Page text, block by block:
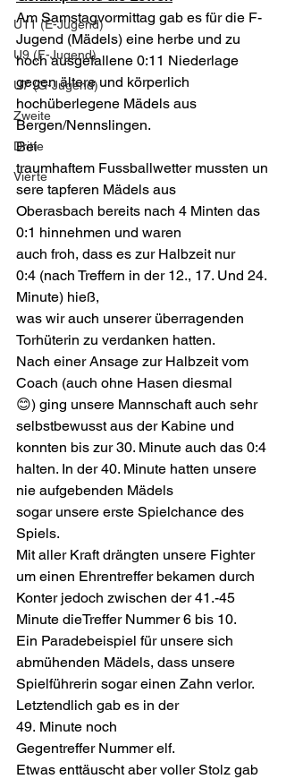
U11 (E-Jugend)
U9 (F-Jugend)
U7 (G-Jugend)
Zweite
Dritte
Vierte
Am Samstagvormittag gab es für die F-
Jugend (Mädels) eine herbe und zu
hoch ausgefallene 0:11 Niederlage
gegen ältere und körperlich
hochüberlegene Mädels aus
Bergen/Nennslingen.
Bei
traumhaftem Fussballwetter mussten un
sere tapferen Mädels aus
Oberasbach bereits nach 4 Minten das
0:1 hinnehmen und waren
auch froh, dass es zur Halbzeit nur
0:4 (nach Treffern in der 12., 17. Und 24.
Minute) hieß,
was wir auch unserer überragenden
Torhüterin zu verdanken hatten.
Nach einer Ansage zur Halbzeit vom
Coach (auch ohne Hasen diesmal
😊) ging unsere Mannschaft auch sehr
selbstbewusst aus der Kabine und
konnten bis zur 30. Minute auch das 0:4
halten. In der 40. Minute hatten unsere
nie aufgebenden Mädels
sogar unsere erste Spielchance des
Spiels.
Mit aller Kraft drängten unsere Fighter
um einen Ehrentreffer bekamen durch
Konter jedoch zwischen der 41.-45
Minute dieTreffer Nummer 6 bis 10.
Ein Paradebeispiel für unsere sich
abmühenden Mädels, dass unsere
Spielführerin sogar einen Zahn verlor.
Letztendlich gab es in der
49. Minute noch
Gegentreffer Nummer elf.
Etwas enttäuscht aber voller Stolz gab